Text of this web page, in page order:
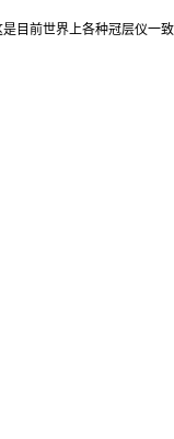
目前世界上各种冠层仪一致